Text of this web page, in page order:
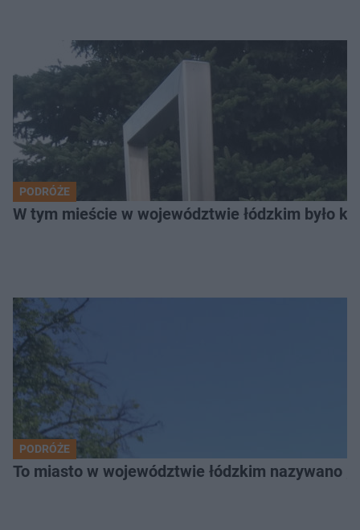
PODRÓŻE
W tym mieście w województwie łódzkim było
PODRÓŻE
To miasto w województwie łódzkim nazywano